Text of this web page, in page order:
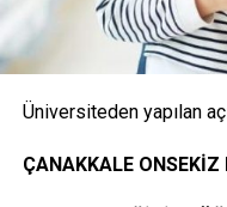
dersleri ve bu
belge.( E-
Öğrencinin
Üniversiteden yapılan
ÇANAKKALE